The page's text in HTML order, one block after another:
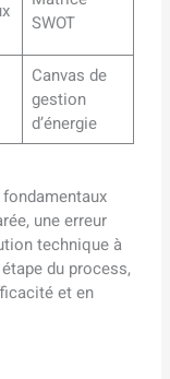
SWOT
Canvas de
gestion
d’énergie
une erreur
technique à
du process,
et en